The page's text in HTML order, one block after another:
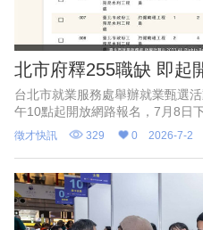
北市府釋255職缺 即起
台北市就業服務處舉辦就業甄選
午10點起開放網路報名，7月8日
日、26日登場。台北市勞動局長
市府機關參加
徵才快訊 329 0 2026-7-2